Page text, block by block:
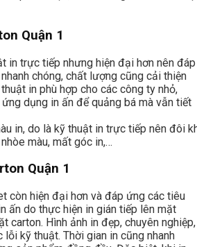
Quận 1
in trực tiếp nhưng hiện đại hơn nên đáp
chóng, chất lượng cũng cải thiện
in phù hợp cho các công ty nhỏ,
dụng in ấn để quảng bá mà vẫn tiết
in, do là kỹ thuật in trực tiếp nên đôi
màu, mất góc in,…
Quận 1
còn hiện đại hơn và đáp ứng các tiêu
ấn do thực hiện in gián tiếp lên mặt
carton. Hình ảnh in đẹp, chuyên nghiệp,
lỗi kỹ thuật. Thời gian in cũng nhanh